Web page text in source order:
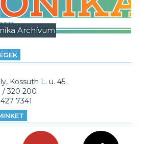
Archívum
Kossuth L. u. 45.
/ 320 200
7341